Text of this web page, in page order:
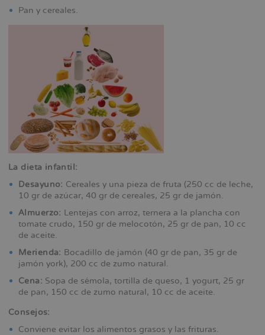
Pan y cereales.
La dieta infantil:
Desayuno: Cereales y una pieza de fruta (250 cc de leche,
10 gr de azúcar, 40 gr de cereales, 25 gr de jamón.
Almuerzo: Lentejas con arroz, ternera a la plancha con
tomate crudo, 150 gr de melocotón, 25 gr de pan, 10 cc
de aceite.
Merienda: Bocadillo de jamón (40 gr de pan, 35 gr de
jamón york), 200 cc de zumo natural.
Cena: Sopa de sémola, tortilla de queso, 1 yogurt, 25 gr
de pan, 150 cc de zumo natural, 10 cc de aceite.
Consejos:
Conviene evitar los alimentos grasos y las frituras.